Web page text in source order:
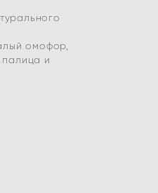
омофор,
и